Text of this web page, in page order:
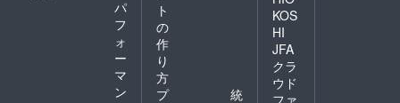
パ
フ
ォ
ー
マ
ン
ト
の
作
り
方
プ
統
KOS
HI
JFA
クラ
ウド